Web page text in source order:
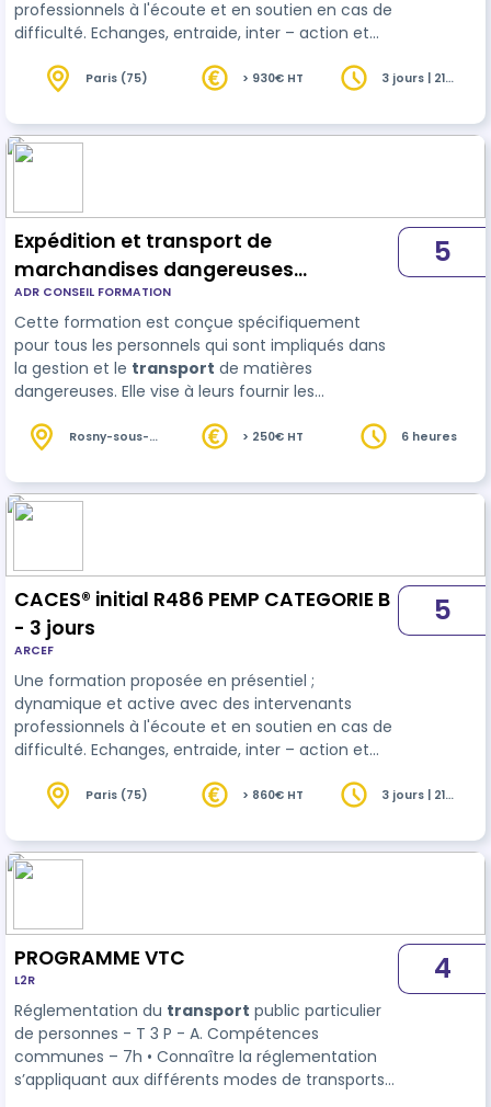
professionnels à l'écoute et en soutien en cas de
difficulté. Echanges, entraide, inter – action et
de qualité.Paris (75) > 930€ HT
3 jours | 21
Expédition et transport de
marchandises dangereuses
(formation 1.3 )
ADR CONSEIL FORMATION
Cette formation est conçue spécifiquement
pour tous les personnels qui sont impliqués dans
la gestion et le transport de matières
dangereuses. Elle vise à leurs fournir les
pour organiser, préparer, expédier et/ou
dangereuses conformément aux réglementation
en vigueur. …
5
Rosny-sous-
> 250€ HT 6 heures
CACES® initial R486 PEMP CATEGORIE B
- 3 jours
ARCEF
Une formation proposée en présentiel ;
dynamique et active avec des intervenants
professionnels à l'écoute et en soutien en cas de
difficulté. Echanges, entraide, inter – action et
de qualité.
5
Paris (75) > 860€ HT
3 jours | 21
PROGRAMME VTC
L2R
Réglementation du transport public particulier
de personnes - T 3 P - A. Compétences
communes – 7h • Connaître la réglementation
s’appliquant aux différents modes de transports
4